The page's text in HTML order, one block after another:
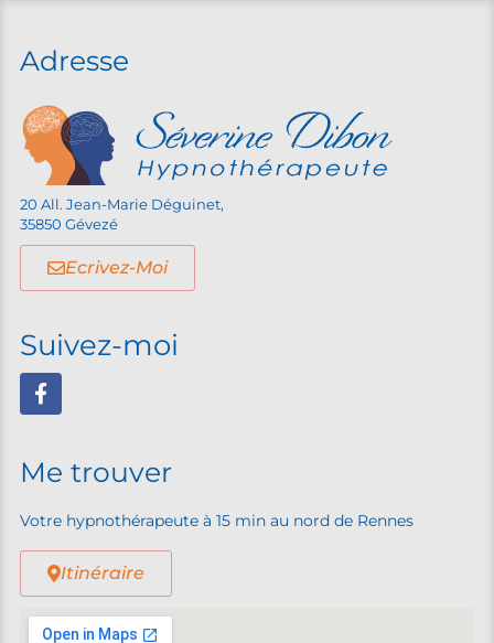
Adresse
20 All. Jean-Marie Déguinet,
35850 Gévezé
Ecrivez-Moi
Suivez-moi
Me trouver
Votre hypnothérapeute à 15 min au nord de Rennes
Itinéraire